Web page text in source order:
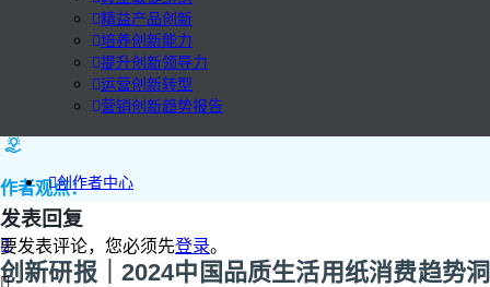
精益产品创新
培养创新能力
提升创新领导力
运营创新转型
营销创新趋势报告
创作者中心
作者观点：
发表回复
要发表评论，您必须先登录。
创新研报｜2024中国品质生活用纸消费趋势洞